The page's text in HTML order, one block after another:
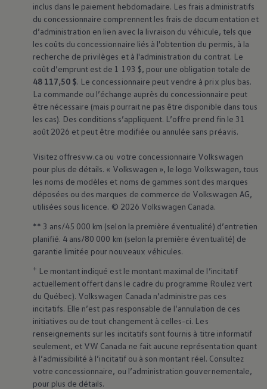
inclus dans le paiement hebdomadaire. Les frais administratifs
du concessionnaire comprennent les frais de documentation et
d’administration en lien avec la livraison du véhicule, tels que
les coûts du concessionnaire liés à l'obtention du permis, à la
recherche de privilèges et à l'administration du contrat. Le
coût d’emprunt est de 1 193 $, pour une obligation totale de
48 117,50 $. Le concessionnaire peut vendre à prix plus bas.
La commande ou l’échange auprès du concessionnaire peut
être nécessaire (mais pourrait ne pas être disponible dans tous
les cas). Des conditions s’appliquent. L’offre prend fin le 31
août 2026 et peut être modifiée ou annulée sans préavis.
Visitez offresvw.ca ou votre concessionnaire Volkswagen
pour plus de détails. « Volkswagen », le logo Volkswagen, tous
les noms de modèles et noms de gammes sont des marques
déposées ou des marques de commerce de Volkswagen AG,
utilisées sous licence. © 2026 Volkswagen Canada.
** 3 ans/45 000 km (selon la première éventualité) d’entretien
planifié. 4 ans/80 000 km (selon la première éventualité) de
garantie limitée pour nouveaux véhicules.
+ Le montant indiqué est le montant maximal de l’incitatif
actuellement offert dans le cadre du programme Roulez vert
du Québec). Volkswagen Canada n’administre pas ces
incitatifs. Elle n’est pas responsable de l’annulation de ces
initiatives ou de tout changement à celles-ci. Les
renseignements sur les incitatifs sont fournis à titre informatif
seulement, et VW Canada ne fait aucune représentation quant
à l’admissibilité à l’incitatif ou à son montant réel. Consultez
votre concessionnaire, ou l’administration gouvernementale,
pour plus de détails.